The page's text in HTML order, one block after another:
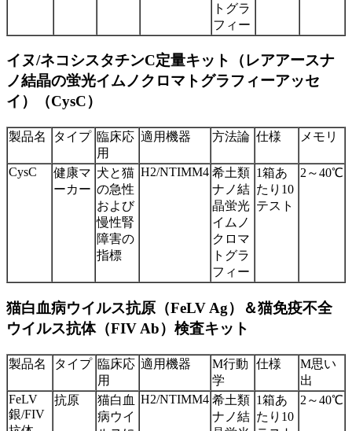
トグラ
フィー
イヌ/ネコシスタチンC定量キット（レアアースナ
ノ結晶の蛍光イムノクロマトグラフィーアッセ
イ）（CysC）
製品名 タイプ 臨床応
用
適用機器 方法論 仕様 メモリ
CysC
健康マ
ーカー
犬と猫
の急性
および
慢性腎
障害の
指標
H2/NTIMM4 希土類
ナノ結
晶蛍光
イムノ
クロマ
トグラ
フィー
1箱あ
たり10
テスト
2～40℃
猫白血病ウイルス抗原（FeLV Ag）＆猫免疫不全
ウイルス抗体（FIV Ab）検査キット
製品名 タイプ 臨床応
用
適用機器 M行動
学
仕様 M思い
出
FeLV
銀/FIV
抗原
猫白血
病ウイ
H2/NTIMM4 希土類
ナノ結
1箱あ
たり10
2～40℃